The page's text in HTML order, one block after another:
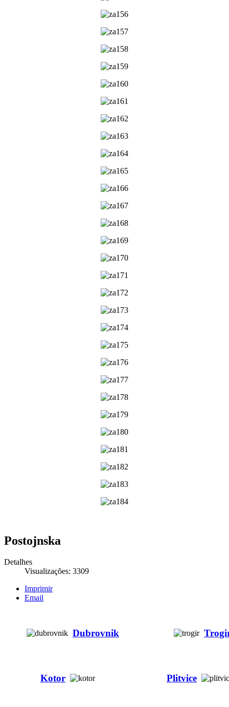
Postojnska
Detalhes
Visualizações: 3309
Imprimir
Email
Dubrovnik
Kotor Plitvice